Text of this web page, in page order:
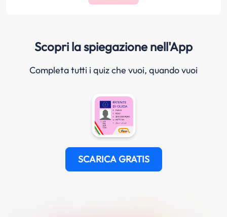
Scopri la spiegazione nell'App
Completa tutti i quiz che vuoi, quando vuoi
SCARICA GRATIS